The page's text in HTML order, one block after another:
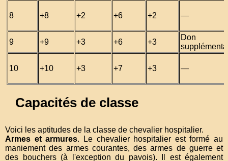
8 +8 +2 +6 +2 —
9 +9 +3 +6 +3
Don
10 +10 +3 +7 +3 —
Capacités de classe
Voici les aptitudes de la classe de chevalier hospitalier.
Armes et armures. Le chevalier hospitalier est formé au
maniement des armes courantes, des armes de guerre et
des bouchers (à l'exception du pavois). Il est également